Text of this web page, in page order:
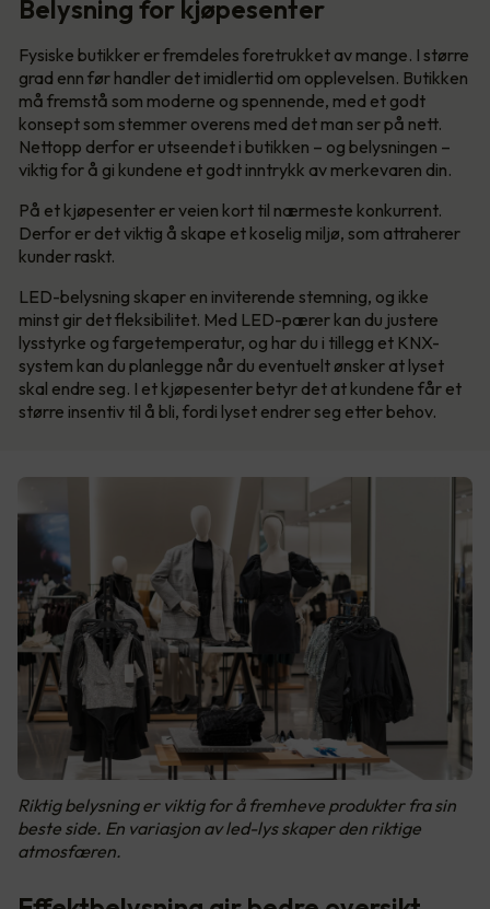
Belysning for kjøpesenter
Fysiske butikker er fremdeles foretrukket av mange. I større
grad enn før handler det imidlertid om opplevelsen. Butikken
må fremstå som moderne og spennende, med et godt
konsept som stemmer overens med det man ser på nett.
Nettopp derfor er utseendet i butikken – og belysningen –
viktig for å gi kundene et godt inntrykk av merkevaren din.
På et kjøpesenter er veien kort til nærmeste konkurrent.
Derfor er det viktig å skape et koselig miljø, som attraherer
kunder raskt.
LED-belysning skaper en inviterende stemning, og ikke
minst gir det fleksibilitet. Med LED-pærer kan du justere
lysstyrke og fargetemperatur, og har du i tillegg et KNX-
system kan du planlegge når du eventuelt ønsker at lyset
skal endre seg. I et kjøpesenter betyr det at kundene får et
større insentiv til å bli, fordi lyset endrer seg etter behov.
Riktig belysning er viktig for å fremheve produkter fra sin
beste side. En variasjon av led-lys skaper den riktige
atmosfæren.